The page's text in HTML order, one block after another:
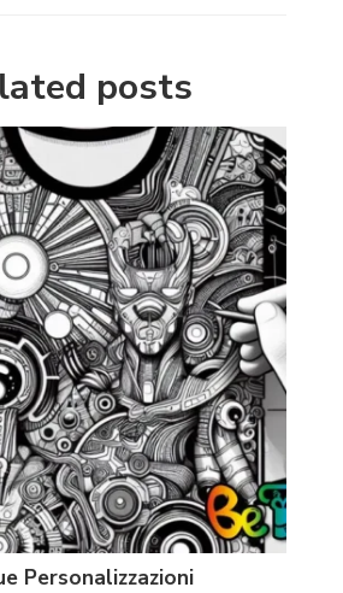
posts
Personalizzazioni